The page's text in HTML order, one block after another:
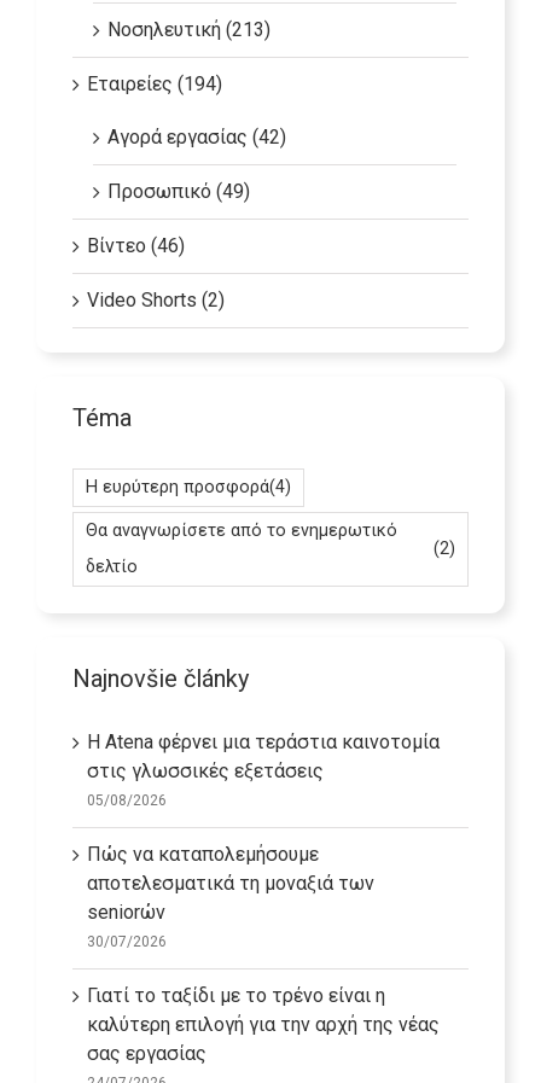
Νοσηλευτική (213)
Εταιρείες (194)
Αγορά εργασίας (42)
Προσωπικό (49)
Βίντεο (46)
Video Shorts (2)
Téma
Η ευρύτερη προσφορά(4)
Θα αναγνωρίσετε από το ενημερωτικό
δελτίο
(2)
Najnovšie články
Η Atena φέρνει μια τεράστια καινοτομία
στις γλωσσικές εξετάσεις
05/08/2026
Πώς να καταπολεμήσουμε
αποτελεσματικά τη μοναξιά των
seniorών
30/07/2026
Γιατί το ταξίδι με το τρένο είναι η
καλύτερη επιλογή για την αρχή της νέας
σας εργασίας